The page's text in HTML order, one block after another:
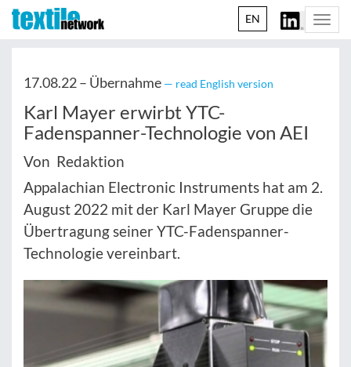
EN
17.08.22 – Übernahme — read English version
Karl Mayer erwirbt YTC-
Fadenspanner-Technologie von AEI
Von Redaktion
Appalachian Electronic Instruments hat am 2.
August 2022 mit der Karl Mayer Gruppe die
Übertragung seiner YTC-Fadenspanner-
Technologie vereinbart.